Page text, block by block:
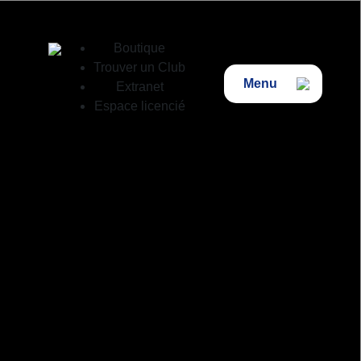
Boutique
Trouver un Club
Extranet
Espace licencié
Menu